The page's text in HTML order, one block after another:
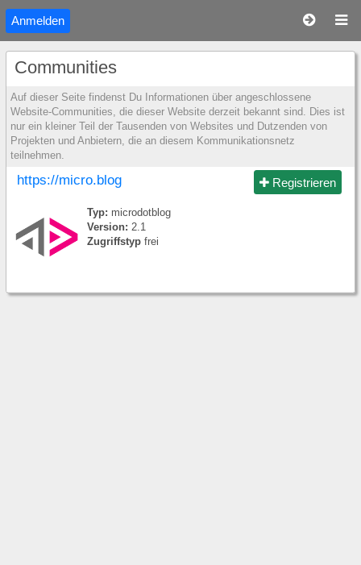
Anmelden
Communities
Auf dieser Seite findenst Du Informationen über angeschlossene
Website-Communities, die dieser Website derzeit bekannt sind. Dies ist
nur ein kleiner Teil der Tausenden von Websites und Dutzenden von
Projekten und Anbietern, die an diesem Kommunikationsnetz
teilnehmen.
Registrieren
https://micro.blog
Typ: microdotblog
Version: 2.1
Zugriffstyp frei